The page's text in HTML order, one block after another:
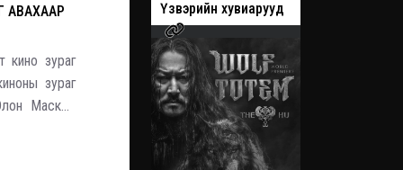
АВАХААР
кино зураг
зураг
Маскын
хувиарууд Үзвэрийн хувиарууд